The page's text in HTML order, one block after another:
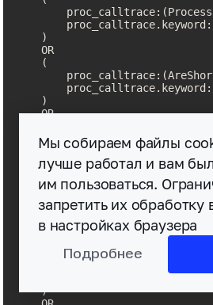
    )
    OR
    (
    )
    OR
    )
    (
    )
    )
Мы собираем файлы
лучше работал и вам
им пользоваться.
запретить их
в настройках браузера
Подробнее